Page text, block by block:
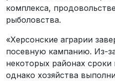
комплекса,
рыболовства.
«Херсонские аграрии
посевную кампанию. Из-
некоторых районах сроки
однако хозяйства